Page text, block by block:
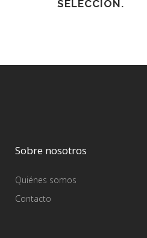
SELECCIÓN.
Sobre nosotros
Quiénes somos
Contacto